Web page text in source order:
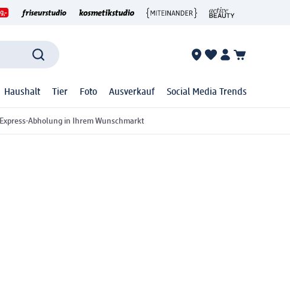
Haushalt Tier Foto Ausverkauf Social Media Trends
Express-Abholung in Ihrem Wunschmarkt